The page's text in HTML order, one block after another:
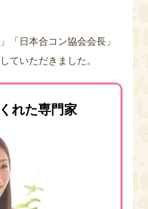
「日本合コン協会会長」
ていただきました。
れた専門家